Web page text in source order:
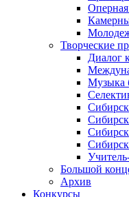
Оперная
Творческие
Диалог
Музыка
Большой
Архив
Конкурсы